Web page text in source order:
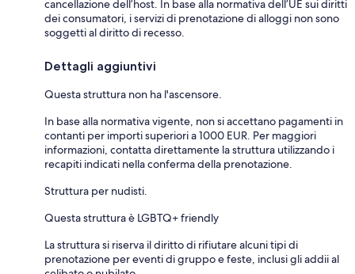
cancellazione dell’host. In base alla normativa dell’UE sui diritti
dei consumatori, i servizi di prenotazione di alloggi non sono
soggetti al diritto di recesso.
Dettagli aggiuntivi
Questa struttura non ha l'ascensore.
In base alla normativa vigente, non si accettano pagamenti in
contanti per importi superiori a 1000 EUR. Per maggiori
informazioni, contatta direttamente la struttura utilizzando i
recapiti indicati nella conferma della prenotazione.
Struttura per nudisti.
Questa struttura è LGBTQ+ friendly
La struttura si riserva il diritto di rifiutare alcuni tipi di
prenotazione per eventi di gruppo e feste, inclusi gli addii al